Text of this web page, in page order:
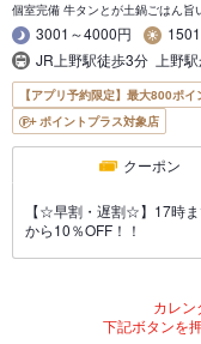
個室完備 牛タンとが土鍋ごはん旨
3001～4000円
JR上野駅徒歩3分 上野
【アプリ予約限定】最大800ポ
ポイントプラス対象店
クーポン
【☆早割・遅割☆】17時
から10％OFF！！
カレン
下記ボタンを